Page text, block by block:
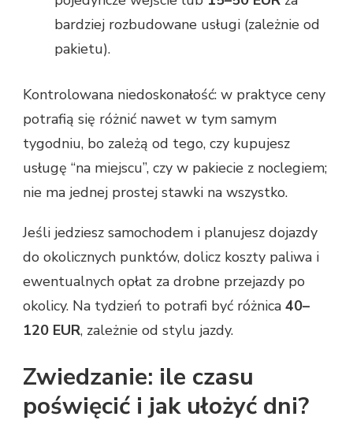
bardziej rozbudowane usługi (zależnie od
pakietu).
Kontrolowana niedoskonałość: w praktyce ceny
potrafią się różnić nawet w tym samym
tygodniu, bo zależą od tego, czy kupujesz
usługę “na miejscu”, czy w pakiecie z noclegiem;
nie ma jednej prostej stawki na wszystko.
Jeśli jedziesz samochodem i planujesz dojazdy
do okolicznych punktów, dolicz koszty paliwa i
ewentualnych opłat za drobne przejazdy po
okolicy. Na tydzień to potrafi być różnica 40–
120 EUR, zależnie od stylu jazdy.
Zwiedzanie: ile czasu
poświęcić i jak ułożyć dni?